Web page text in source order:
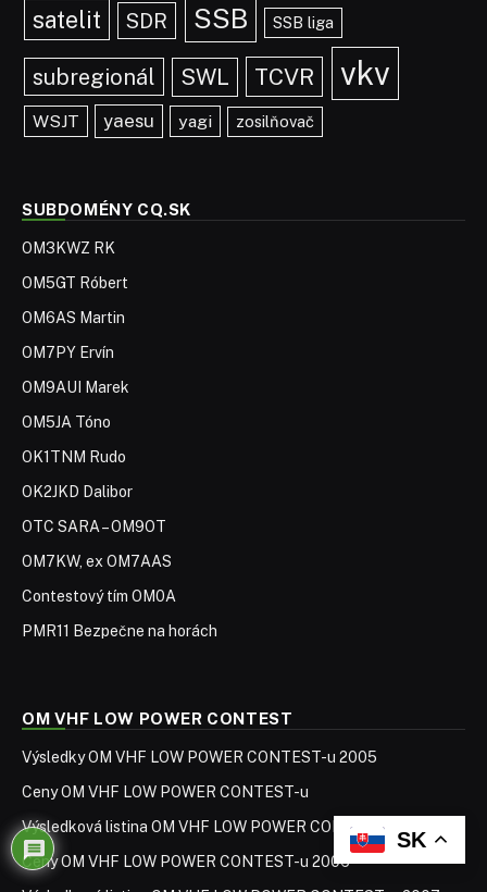
satelit SDR SSB SSB liga
subregionál SWL TCVR vkv
WSJT yaesu yagi zosilňovač
SUBDOMÉNY CQ.SK
OM3KWZ RK
OM5GT Róbert
OM6AS Martin
OM7PY Ervín
OM9AUI Marek
OM5JA Tóno
OK1TNM Rudo
OK2JKD Dalibor
OTC SARA – OM9OT
OM7KW, ex OM7AAS
Contestový tím OM0A
PMR11 Bezpečne na horách
OM VHF LOW POWER CONTEST
Výsledky OM VHF LOW POWER CONTEST-u 2005
Ceny OM VHF LOW POWER CONTEST-u
Výsledková listina OM VHF LOW POWER CONTEST-u 2006
Ceny OM VHF LOW POWER CONTEST-u 2006
SK